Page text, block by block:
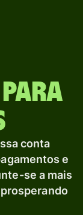
para
conta
e
se a mais